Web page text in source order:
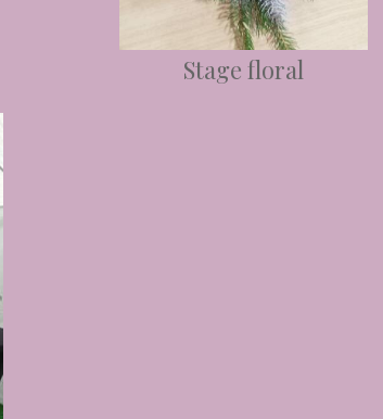
Stage floral